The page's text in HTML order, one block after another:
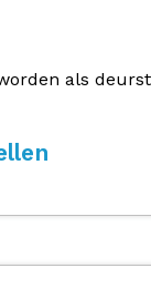
als